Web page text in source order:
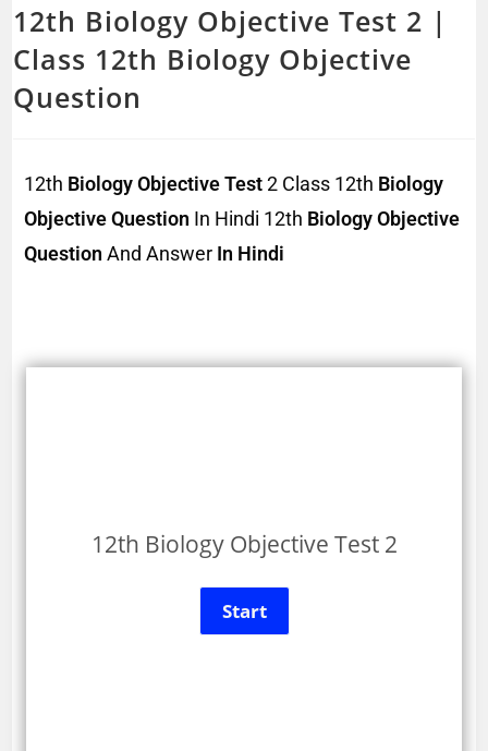
12th Biology Objective Test 2 |
Class 12th Biology Objective
Question
12th Biology Objective Test2 Class 12th Biology
Objective Question In Hindi 12th Biology Objective
Question And Answer In Hindi
12th Biology Objective Test 2